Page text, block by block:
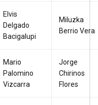
Elvis
Delgado
Bacigalupi
Miluzka
Berrio Vera
Mario
Palomino
Vizcarra
Jorge
Chirinos
Flores